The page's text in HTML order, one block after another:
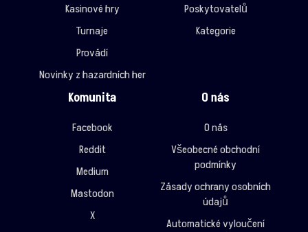
Kasinové hry
Turnaje
Provádí
Novinky z hazardních her
Poskytovatelů
Kategorie
Komunita
Facebook
Reddit
Medium
Mastodon
X
O nás
O nás
Všeobecné obchodní
podmínky
Zásady ochrany osobních
údajů
Automatické vyloučení